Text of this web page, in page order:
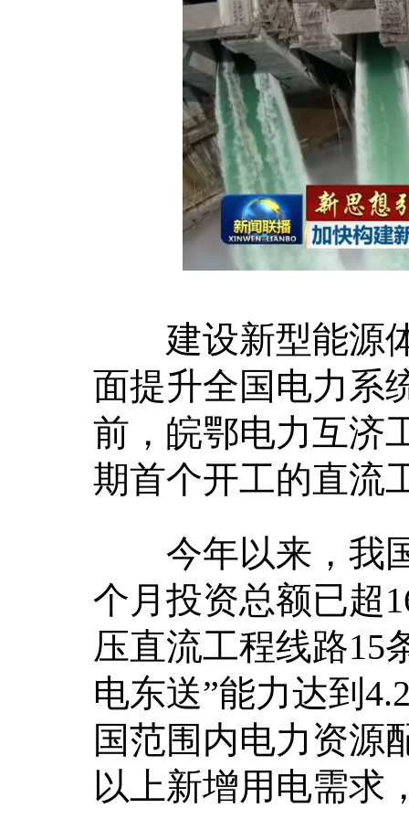
建设新型能源体
面提升全国电力系
前，皖鄂电力互济
期首个开工的直流
今年以来，我国
个月投资总额已超
压直流工程线路15
电东送”能力达到
国范围内电力资源
以上新增用电需求